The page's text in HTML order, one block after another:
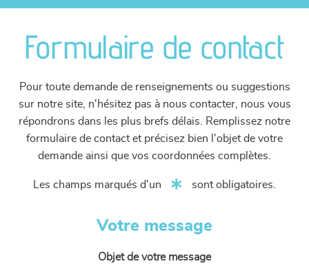
Formulaire de contact
Pour toute demande de renseignements ou suggestions
sur notre site, n'hésitez pas à nous contacter, nous vous
répondrons dans les plus brefs délais. Remplissez notre
formulaire de contact et précisez bien l'objet de votre
demande ainsi que vos coordonnées complètes.
Les champs marqués d'un sont obligatoires.
Votre message
Objet de votre message